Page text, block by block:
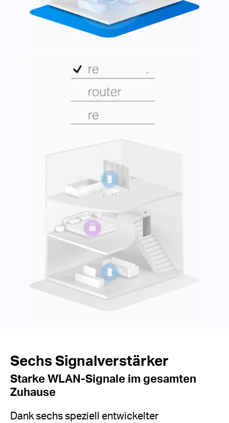
Sechs Signalverstärker
Starke WLAN-Signale im gesamten
Zuhause
Dank sechs speziell entwickelter